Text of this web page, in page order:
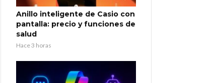
Anillo inteligente de Casio con
pantalla: precio y funciones de
salud
Hace 3 horas